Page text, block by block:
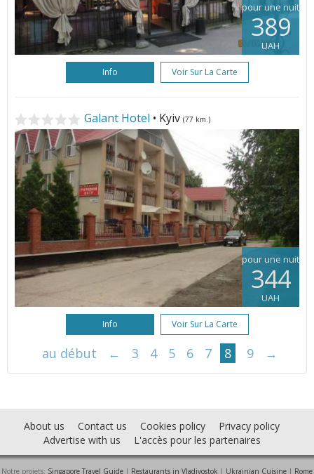
pour une nuit
389
UAH
Info Voir Sur La Carte
Galant Hotel • Kyiv (77 km.)
pour une nuit
344
UAH
Info Voir Sur La Carte
au début ← 3 4 5 6 7 8 9 →
About us Contact us Cookies policy
Privacy policy
Advertise with us
L'accès pour les partenaires
Notre projets: Singapore Travel Guide | Restaurants in Vladivostok | Ukrainian Cuisine | Rome